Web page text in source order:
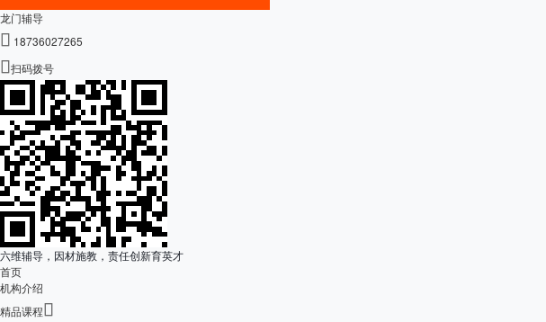
龙门辅导
 18736027265
扫码拨号
六维辅导，因材施教，责任创新育英才
首页
机构介绍
精品课程